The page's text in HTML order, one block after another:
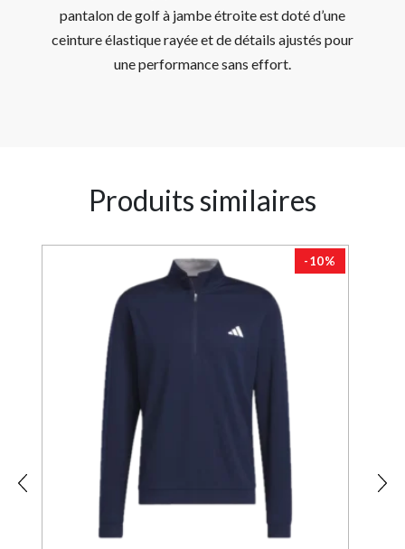
pantalon de golf à jambe étroite est doté d’une
ceinture élastique rayée et de détails ajustés pour
une performance sans effort.
Produits similaires
-10%